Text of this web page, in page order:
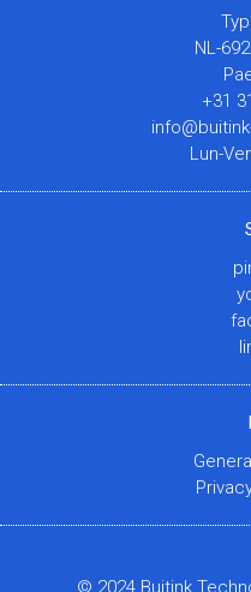
NL-
+31
Lun-
© 2024 Buitink